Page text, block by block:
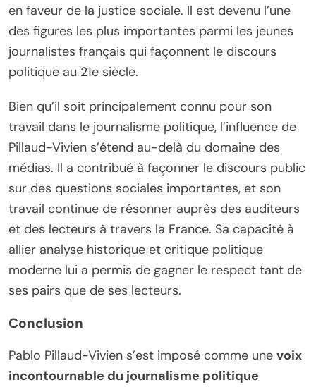
en faveur de la justice sociale. Il est devenu l’une
des figures les plus importantes parmi les jeunes
journalistes français qui façonnent le discours
politique au 21e siècle.
Bien qu’il soit principalement connu pour son
travail dans le journalisme politique, l’influence de
Pillaud-Vivien s’étend au-delà du domaine des
médias. Il a contribué à façonner le discours public
sur des questions sociales importantes, et son
travail continue de résonner auprès des auditeurs
et des lecteurs à travers la France. Sa capacité à
allier analyse historique et critique politique
moderne lui a permis de gagner le respect tant de
ses pairs que de ses lecteurs.
Conclusion
Pablo Pillaud-Vivien s’est imposé comme une voix
incontournable du journalisme politique